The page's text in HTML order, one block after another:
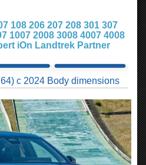
108 206 207 208 301 307
1007 2008 3008 4007 4008
iOn Landtrek Partner
с 2024 Body dimensions